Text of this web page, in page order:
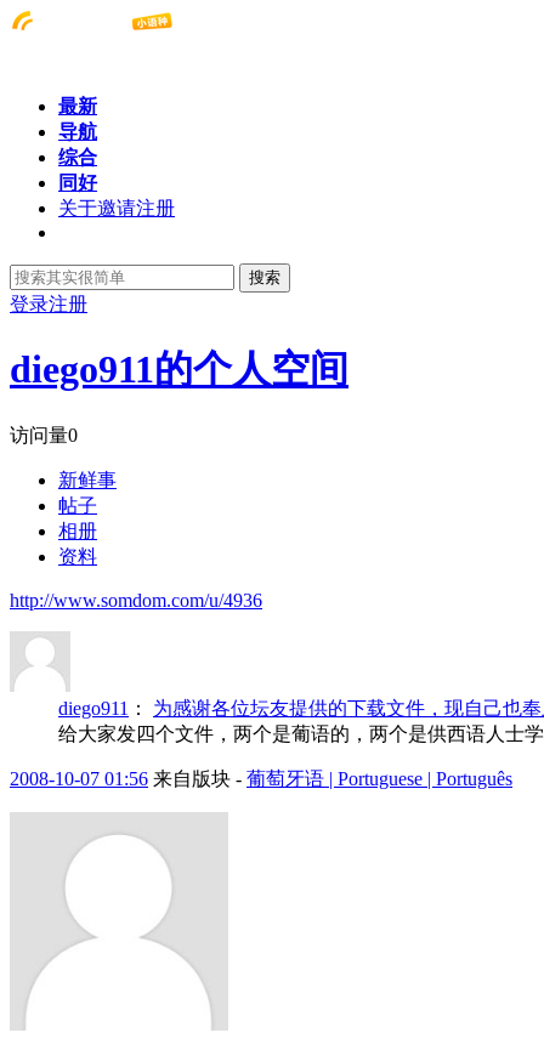
最新
导航
综合
同好
关于邀请注册
搜索
登录注册
diego911的个人空间
访问量0
新鲜事
帖子
相册
资料
http://www.somdom.com/u/4936
diego911 ： 为感谢各位坛友提供的下载文件，现自己也
给大家发四个文件，两个是葡语的，两个是供西语人士
2008-10-07 01:56 来自版块 - 葡萄牙语 | Portuguese | Português